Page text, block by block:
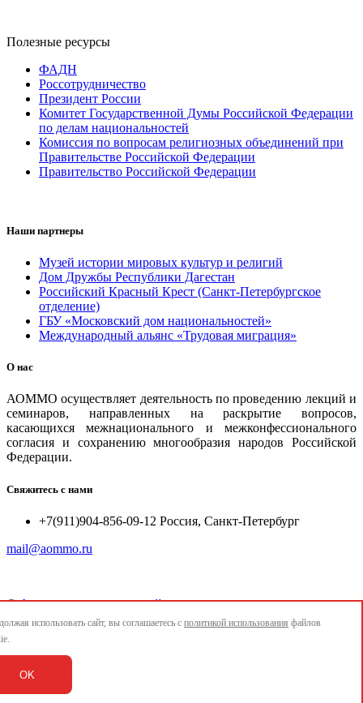
Полезные ресурсы
ФАДН
Россотрудничество
Президент России
Комитет Государственной Думы Российской Федерации
по делам национальностей
Комиссия по вопросам религиозных объединений при
Правительстве Российской Федерации
Правительство Российской Федерации
Наши партнеры
Музей истории мировых культур и религий
Дом Дружбы Республики Дагестан
Российский Красный Крест (Санкт-Петербургское
отделение)
ГБУ «Московский дом национальностей»
Международный альянс «Трудовая миграция»
О нас
АОММО осуществляет деятельность по проведению лекций и
семинаров, направленных на раскрытие вопросов,
касающихся межнационального и межконфессионального
согласия и сохранению многообразия народов Российской
Федерации.
Свяжитесь с нами
+7(911)904-856-09-12 Россия, Санкт-Петербург
mail@aommo.ru
© Ассоциация организаций по реализации национальных
проектов и достижению национальных целей развития
mail@aommo.ru
использовать сайт, вы соглашаетесь с политикой использования файлов
OK